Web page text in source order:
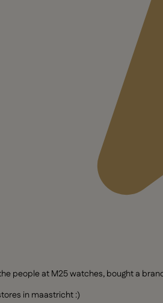
people at M25 watches, bought a
in maastricht :)